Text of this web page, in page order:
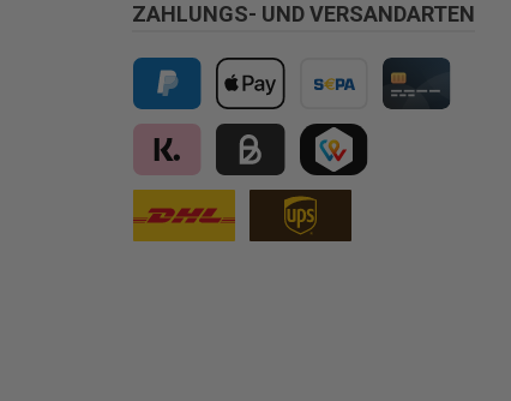
ZAHLUNGS- UND VERSANDARTEN
PayPal Apple Pay Vorkasse
Klarna Kauf auf Rechnung für B2B via
TWINT